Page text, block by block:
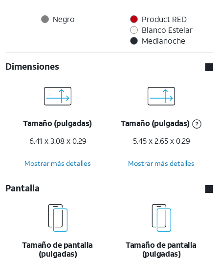
Negro
Product RED
Blanco Estelar
Medianoche
Dimensiones
Tamaño (pulgadas)
6.41 x 3.08 x 0.29
Tamaño (pulgadas)
5.45 x 2.65 x 0.29
Mostrar más detalles Mostrar más detalles
Pantalla
Tamaño de pantalla
(pulgadas)
Tamaño de pantalla
(pulgadas)